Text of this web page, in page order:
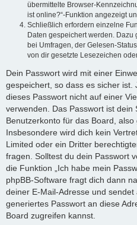
übermittelte Browser-
ist online?“-Funktion angezeigt
Schließlich erfordern einzelne
Daten gespeichert werden.
bei Umfragen, der Gelesen-
von dir gesetzte Lesezeichen
Dein Passwort wird mit einer
gespeichert, so dass es sicher ist.
dieses Passwort nicht auf einer
verwenden. Das Passwort ist dein
Benutzerkonto für das Board, also
Insbesondere wird dich kein
Limited oder ein Dritter
fragen. Solltest du dein Passwort
die Funktion „Ich habe mein
phpBB-Software fragt dich dann
deiner E-Mail-Adresse und
generiertes Passwort an diese
Board zugreifen kannst.